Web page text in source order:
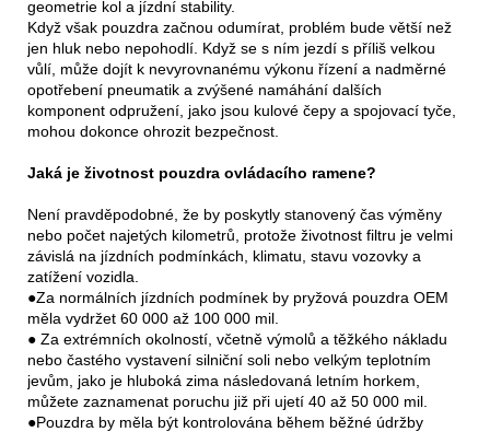
geometrie kol a jízdní stability.
Když však pouzdra začnou odumírat, problém bude větší než
jen hluk nebo nepohodlí. Když se s ním jezdí s příliš velkou
vůlí, může dojít k nevyrovnanému výkonu řízení a nadměrné
opotřebení pneumatik a zvýšené namáhání dalších
komponent odpružení, jako jsou kulové čepy a spojovací tyče,
mohou dokonce ohrozit bezpečnost.
Jaká je životnost pouzdra ovládacího ramene?
Není pravděpodobné, že by poskytly stanovený čas výměny
nebo počet najetých kilometrů, protože životnost filtru je velmi
závislá na jízdních podmínkách, klimatu, stavu vozovky a
zatížení vozidla.
●Za normálních jízdních podmínek by pryžová pouzdra OEM
měla vydržet 60 000 až 100 000 mil.
● Za extrémních okolností, včetně výmolů a těžkého nákladu
nebo častého vystavení silniční soli nebo velkým teplotním
jevům, jako je hluboká zima následovaná letním horkem,
můžete zaznamenat poruchu již při ujetí 40 až 50 000 mil.
●Pouzdra by měla být kontrolována během běžné údržby